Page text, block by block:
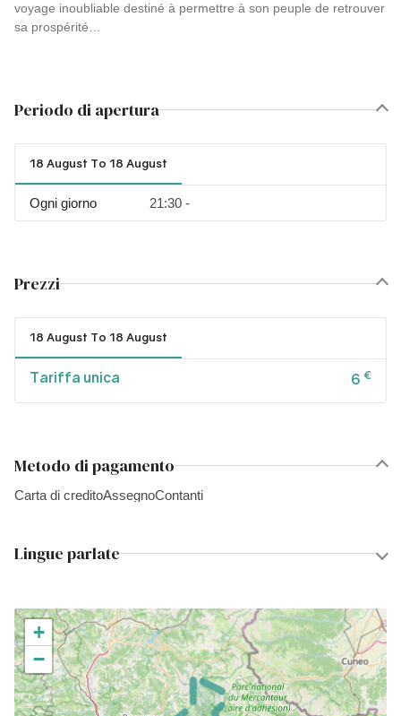
voyage inoubliable destiné à permettre à son peuple de retrouver
sa prospérité…
Periodo di apertura
18 August To 18 August
Ogni giorno 21:30 -
Prezzi
18 August To 18 August
Tariffa unica 6 €
Metodo di pagamento
Carta di creditoAssegnoContanti
Lingue parlate
+
−